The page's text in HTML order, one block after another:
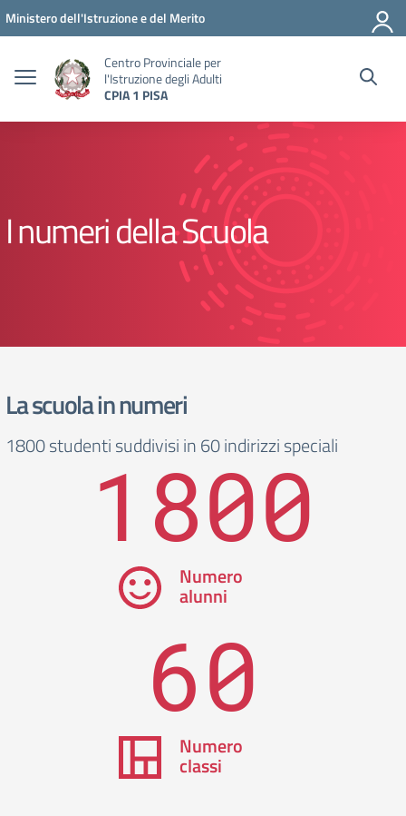
Vai ai contenuti
Vai al menu di navigazione
Vai al footer
Ministero dell'Istruzione e del Merito
Centro Provinciale per
l'Istruzione degli Adulti
CPIA 1 PISA
I numeri della Scuola
La scuola in numeri
1800 studenti suddivisi in 60 indirizzi speciali
1800
Numero
alunni
60
Numero
classi